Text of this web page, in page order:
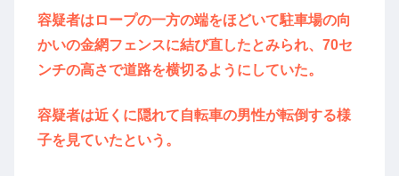
容疑者はロープの一方の端をほどいて駐車場の向
かいの金網フェンスに結び直したとみられ、70セ
ンチの高さで道路を横切るようにしていた。
容疑者は近くに隠れて自転車の男性が転倒する様
子を見ていたという。